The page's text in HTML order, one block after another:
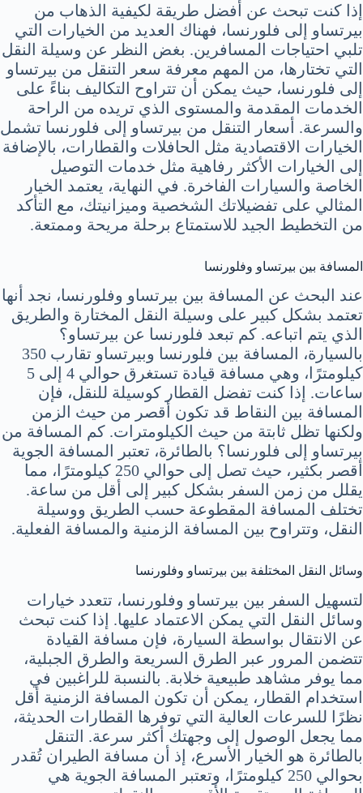
إذا كنت تبحث عن أفضل طريقة لكيفية الذهاب من
بيرتساو إلى فلورنسا، فهناك العديد من الخيارات التي
تلبي احتياجات المسافرين. بغض النظر عن وسيلة النقل
التي تختارها، من المهم معرفة سعر التنقل من بيرتساو
إلى فلورنسا، حيث يمكن أن تتراوح التكاليف بناءً على
الخدمات المقدمة والمستوى الذي تريده من الراحة
والسرعة. أسعار التنقل من بيرتساو إلى فلورنسا تشمل
الخيارات الاقتصادية مثل الحافلات والقطارات، بالإضافة
إلى الخيارات الأكثر رفاهية مثل خدمات التوصيل
الخاصة والسيارات الفاخرة. في النهاية، يعتمد الخيار
المثالي على تفضيلاتك الشخصية وميزانيتك، مع التأكد
من التخطيط الجيد للاستمتاع برحلة مريحة وممتعة.
المسافة بين بيرتساو وفلورنسا
عند البحث عن المسافة بين بيرتساو وفلورنسا، نجد أنها
تعتمد بشكل كبير على وسيلة النقل المختارة والطريق
الذي يتم اتباعه. كم تبعد فلورنسا عن بيرتساو؟
بالسيارة، المسافة بين فلورنسا وبيرتساو تقارب 350
كيلومترًا، وهي مسافة قيادة تستغرق حوالي 4 إلى 5
ساعات. إذا كنت تفضل القطار كوسيلة للنقل، فإن
المسافة بين النقاط قد تكون أقصر من حيث الزمن
ولكنها تظل ثابتة من حيث الكيلومترات. كم المسافة من
بيرتساو إلى فلورنسا؟ بالطائرة، تعتبر المسافة الجوية
أقصر بكثير، حيث تصل إلى حوالي 250 كيلومترًا، مما
يقلل من زمن السفر بشكل كبير إلى أقل من ساعة.
تختلف المسافة المقطوعة حسب الطريق ووسيلة
النقل، وتتراوح بين المسافة الزمنية والمسافة الفعلية.
وسائل النقل المختلفة بين بيرتساو وفلورنسا
لتسهيل السفر بين بيرتساو وفلورنسا، تتعدد خيارات
وسائل النقل التي يمكن الاعتماد عليها. إذا كنت تبحث
عن الانتقال بواسطة السيارة، فإن مسافة القيادة
تتضمن المرور عبر الطرق السريعة والطرق الجبلية،
مما يوفر مشاهد طبيعية خلابة. بالنسبة للراغبين في
استخدام القطار، يمكن أن تكون المسافة الزمنية أقل
نظرًا للسرعات العالية التي توفرها القطارات الحديثة،
مما يجعل الوصول إلى وجهتك أكثر سرعة. التنقل
بالطائرة هو الخيار الأسرع، إذ أن مسافة الطيران تُقدر
بحوالي 250 كيلومترًا، وتعتبر المسافة الجوية هي